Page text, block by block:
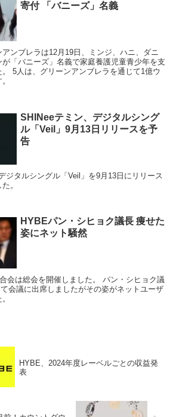
寄付 「バニーズ」名義
ンブレラは12月19日、ミンジ、ハニ、ダニ
「バニーズ」名義で家庭養護児童青少年を支
5人は、グリーンアンブレラを通じて1億ウ
SHINeeテミン、デジタルシング
ル「Veil」9月13日リリースを予
告
ジタルシングル「Veil」を9月13日にリリース
。
HYBEパン・シヒョク議長 痩せた
姿にネット騒然
会は総会を開催しました。 パン・シヒョク議
会議に出席しましたがその姿がネットユーザ
HYBE、2024年度レーベルごとの収益発
表